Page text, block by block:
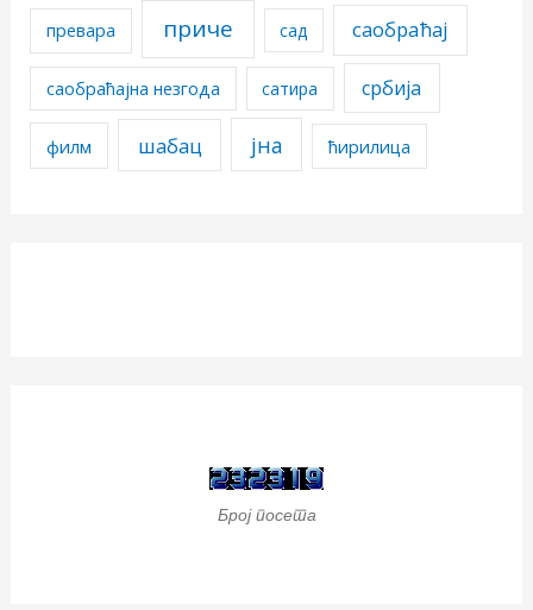
превара приче сад саобраћај
саобраћајна незгода сатира србија
филм шабац јна ћирилица
Број посета